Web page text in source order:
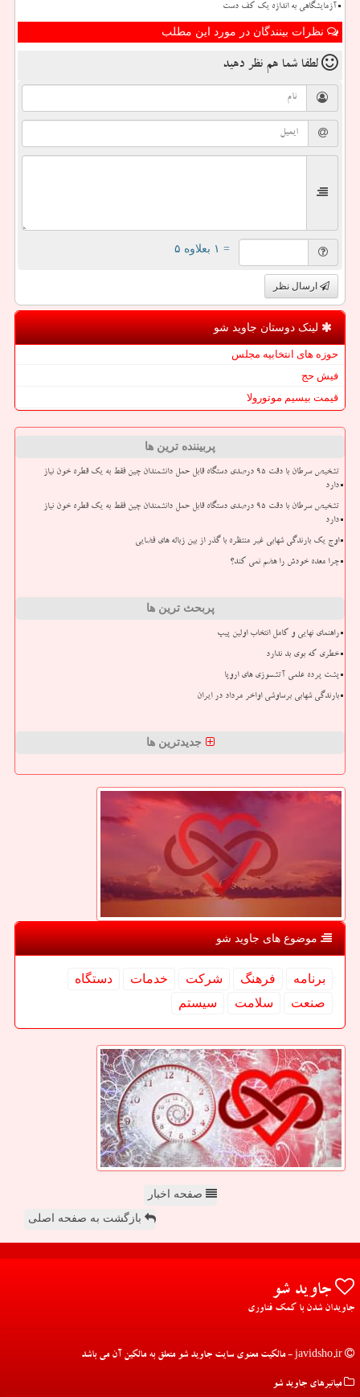
آزمایشگاهی به اندازه یک کف دست
نظرات بینندگان در مورد این مطلب
لطفا شما هم نظر دهید
= ۱ بعلاوه ۵
ارسال نظر
لینک دوستان جاوید شو
حوزه های انتخابیه مجلس
فیش حج
قیمت بیسیم موتورولا
پربیننده ترین ها
تشخیص سرطان با دقت ۹۵ درصدی دستگاه قابل حمل دانشمندان چین فقط به یک قطره خون نیاز
دارد
تشخیص سرطان با دقت ۹۵ درصدی دستگاه قابل حمل دانشمندان چین فقط به یک قطره خون نیاز
دارد
اوج یک بارندگی شهابی غیر منتظره با گذر از بین زباله های فضایی
چرا معده خودش را هضم نمی کند؟
پربحث ترین ها
راهنمای نهایی و کامل انتخاب اولین پیپ
خطری که بوی بد ندارد
پشت پرده علمی آتشسوزی های اروپا
بارندگی شهابی برساوشی اواخر مرداد در ایران
جدیدترین ها
موضوع های جاوید شو
برنامه فرهنگ شركت خدمات
دستگاه
صنعت
سلامت سیستم
صفحه اخبار
بازگشت به صفحه اصلی
جاوید شو
جاویدان شدن با کمک فناوری
میانبرهای جاوید شو